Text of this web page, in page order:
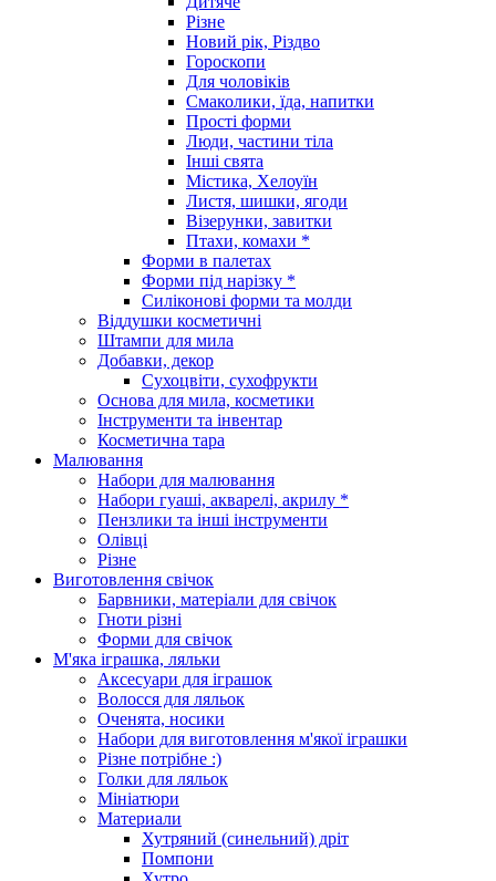
Різне
Новий рік, Різдво
Гороскопи
Для чоловіків
Смаколики, їда, напитки
Прості форми
Люди, частини тіла
Інші свята
Містика, Хелоуїн
Листя, шишки, ягоди
Візерунки, завитки
Птахи, комахи *
Форми в палетах
Форми під нарізку *
Силіконові форми та молди
Віддушки косметичні
Штампи для мила
Добавки, декор
Сухоцвіти, сухофрукти
Основа для мила, косметики
Інструменти та інвентар
Косметична тара
Малювання
Набори для малювання
Набори гуаші, акварелі, акрилу *
Пензлики та інші інструменти
Олівці
Різне
Виготовлення свічок
Барвники, матеріали для свічок
Гноти різні
Форми для свічок
М'яка іграшка, ляльки
Аксесуари для іграшок
Волосся для ляльок
Оченята, носики
Набори для виготовлення м'якої іграшки
Різне потрібне :)
Голки для ляльок
Мініатюри
Материали
Хутряний (синельний) дріт
Помпони